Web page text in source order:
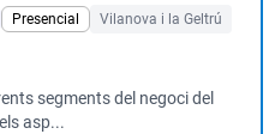
Presencial
Vilanova i la Geltrú
segments del negoci del
asp...